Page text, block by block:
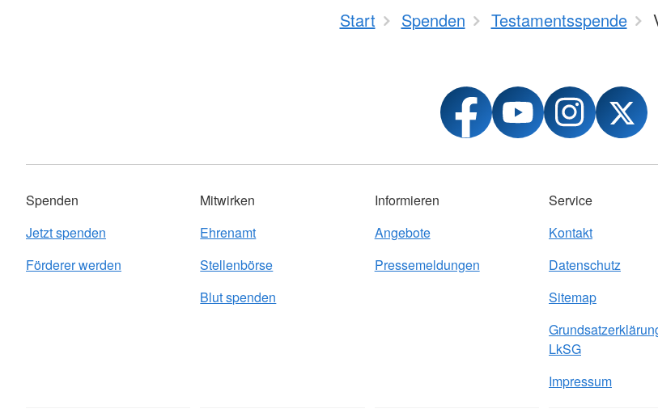
Start Spenden Testamentsspende
Spenden
Jetzt spenden
Förderer werden
Mitwirken
Ehrenamt
Stellenbörse
Blut spenden
Informieren
Angebote
Pressemeldungen
Service
Kontakt
Datenschutz
Sitemap
LkSG
Impressum